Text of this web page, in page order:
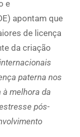
e
apontam que
de licença
da criação
paterna nos
melhora da
pós-